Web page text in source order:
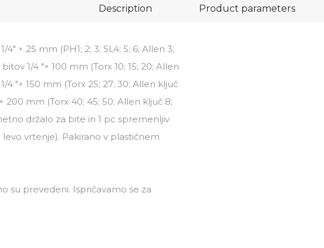
Description Product parameters
× 25 mm (PH1; 2; 3; SL4; 5; 6; Allen 3;
bitov 1/4 "× 100 mm (Torx 10; 15; 20; Allen
4 "× 150 mm (Torx 25; 27; 30; Allen ključ
200 mm (Torx 40; 45; 50; Allen ključ 8;
držalo za bite in 1 pc spremenljiv
levo vrtenje). Pakirano v plastičnem
su prevedeni. Ispričavamo se za